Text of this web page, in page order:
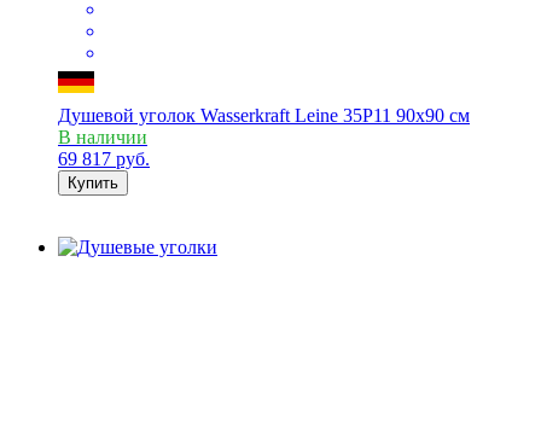
Душевой уголок Wasserkraft Leine 35P11 90x90 см
В наличии
69 817 руб.
Купить